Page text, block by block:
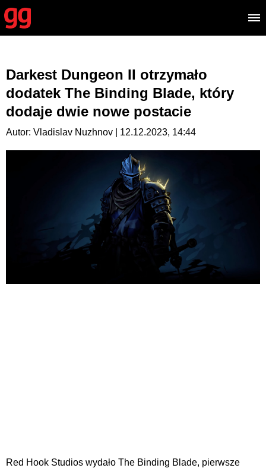
Darkest Dungeon II otrzymało
dodatek The Binding Blade, który
dodaje dwie nowe postacie
Autor: Vladislav Nuzhnov | 12.12.2023, 14:44
Red Hook Studios wydało The Binding Blade, pierwsze